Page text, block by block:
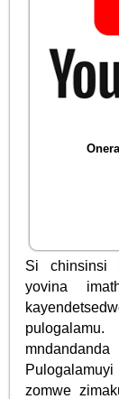
Si chinsinsi
yovina
zomwe